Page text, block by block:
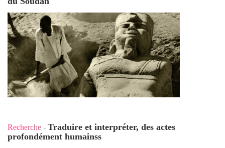
Recherche - Traduire et interpréter, des actes
profondément humainss